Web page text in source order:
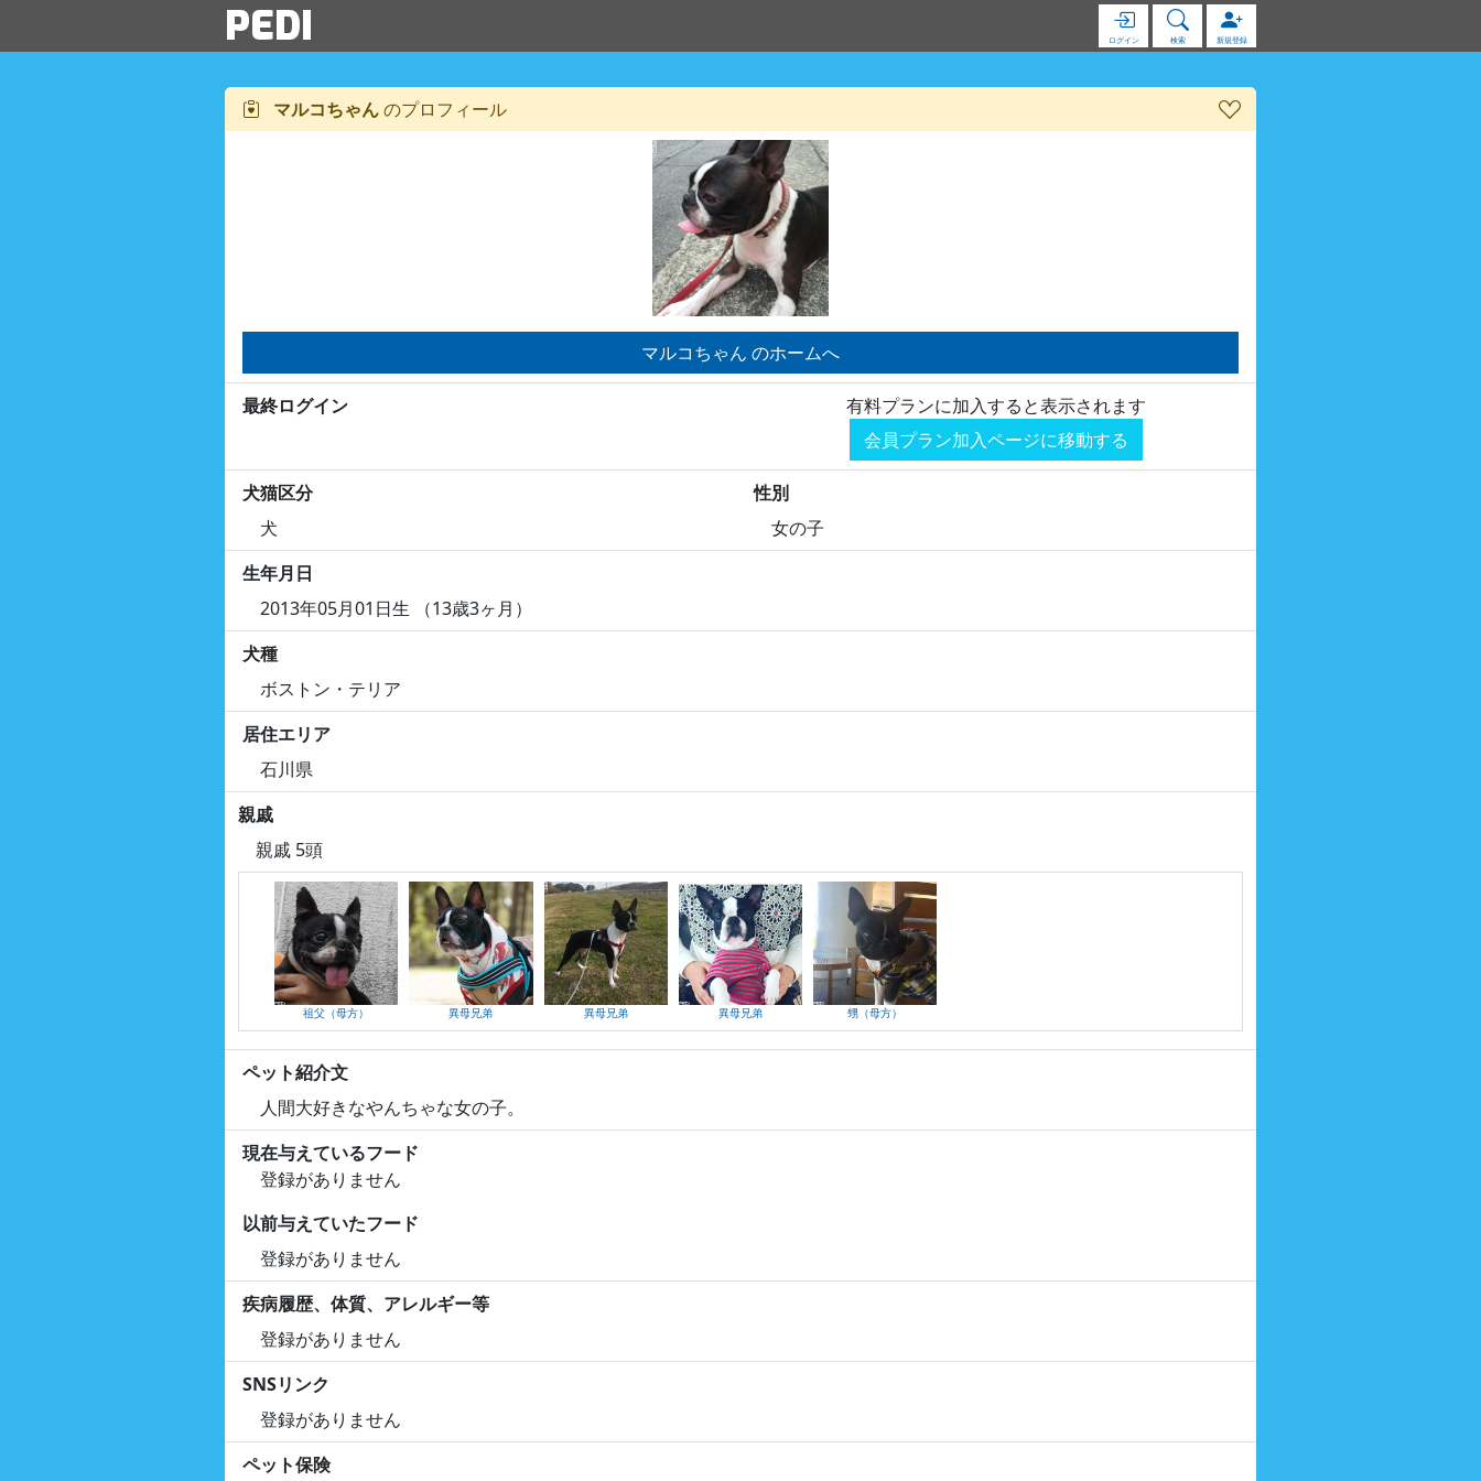
PEDI ログイン 検索 新規登録
マルコちゃんのプロフィール
マルコちゃん のホームへ
最終ログイン
有料プランに加入すると表示されます
会員プラン加入ページに移動する
犬猫区分
犬
性別
女の子
生年月日
2013年05月01日生 （13歳3ヶ月）
犬種
ボストン・テリア
居住エリア
石川県
親戚
親戚 5頭
祖父（母方） 異母兄弟 異母兄弟 異母兄弟 甥（母方）
ペット紹介文
人間大好きなやんちゃな女の子。
現在与えているフード
登録がありません
以前与えていたフード
登録がありません
疾病履歴、体質、アレルギー等
登録がありません
SNSリンク
登録がありません
ペット保険